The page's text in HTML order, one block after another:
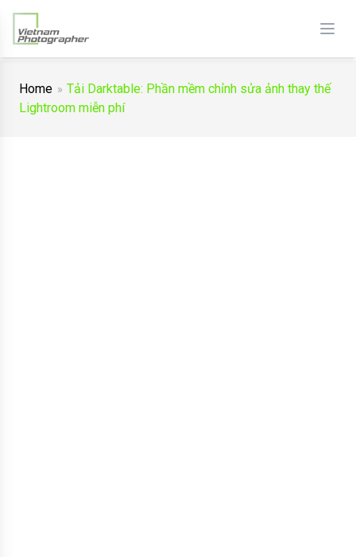
Home
Tải Darktable: Phần mềm chỉnh sửa ảnh thay thế
Lightroom miễn phí